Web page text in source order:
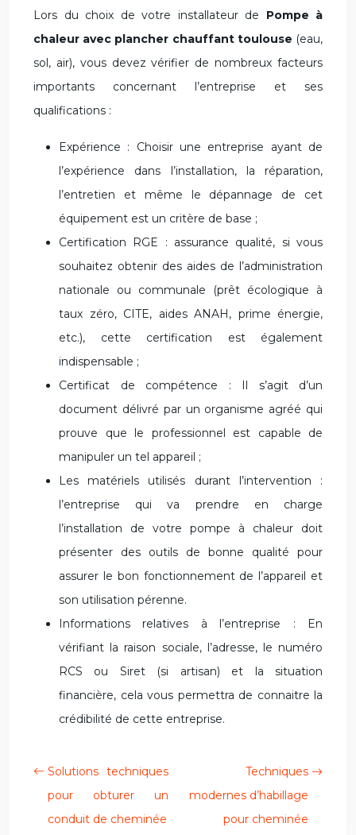
Lors du choix de votre installateur de Pompe à
chaleur avec plancher chauffant toulouse (eau,
sol, air), vous devez vérifier de nombreux facteurs
importants concernant l’entreprise et ses
qualifications :
Expérience : Choisir une entreprise ayant de
l’expérience dans l’installation, la réparation,
l’entretien et même le dépannage de cet
équipement est un critère de base ;
Certification RGE : assurance qualité, si vous
souhaitez obtenir des aides de l’administration
nationale ou communale (prêt écologique à
taux zéro, CITE, aides ANAH, prime énergie,
etc.), cette certification est également
indispensable ;
Certificat de compétence : Il s’agit d’un
document délivré par un organisme agréé qui
prouve que le professionnel est capable de
manipuler un tel appareil ;
Les matériels utilisés durant l’intervention :
l’entreprise qui va prendre en charge
l’installation de votre pompe à chaleur doit
présenter des outils de bonne qualité pour
assurer le bon fonctionnement de l’appareil et
son utilisation pérenne.
Informations relatives à l’entreprise : En
vérifiant la raison sociale, l’adresse, le numéro
RCS ou Siret (si artisan) et la situation
financière, cela vous permettra de connaitre la
crédibilité de cette entreprise.
Solutions techniques
pour obturer un
conduit de cheminée
Techniques
modernes d’habillage
pour cheminée